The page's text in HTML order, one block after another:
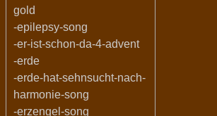
gold
-epilepsy-song
-er-ist-schon-da-4-advent
-erde
-erde-hat-sehnsucht-nach-
harmonie-song
-erzengel-song